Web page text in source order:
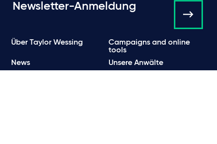
Newsletter-Anmeldung
Über Taylor Wessing
Campaigns and online
tools
News
Unsere Anwälte